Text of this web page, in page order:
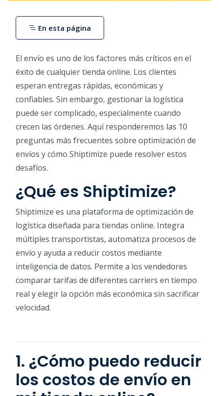
El envío es uno de los factores más críticos en el
éxito de cualquier tienda online. Los clientes
esperan entregas rápidas, económicas y
confiables. Sin embargo, gestionar la logística
puede ser complicado, especialmente cuando
crecen las órdenes. Aquí responderemos las 10
preguntas más frecuentes sobre optimización de
envíos y cómo Shiptimize puede resolver estos
desafíos.
¿Qué es Shiptimize?
Shiptimize es una plataforma de optimización de
logística diseñada para tiendas online. Integra
múltiples transportistas, automatiza procesos de
envío y ayuda a reducir costos mediante
inteligencia de datos. Permite a los vendedores
comparar tarifas de diferentes carriers en tiempo
real y elegir la opción más económica sin sacrificar
velocidad.
1. ¿Cómo puedo reducir
los costos de envío en
En esta página